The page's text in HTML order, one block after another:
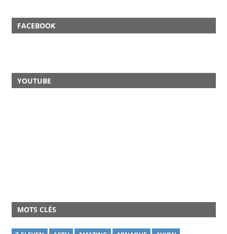
FACEBOOK
YOUTUBE
MOTS CLÉS